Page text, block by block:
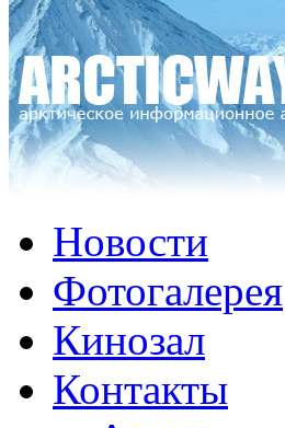
Новости
Фотогалерея
Кинозал
Контакты